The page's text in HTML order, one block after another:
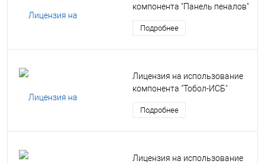
компонента "Панель пеналов"
Подробнее
Лицензия на использование
компонента "Тобол-ИСБ"
Подробнее
Лицензия на использование